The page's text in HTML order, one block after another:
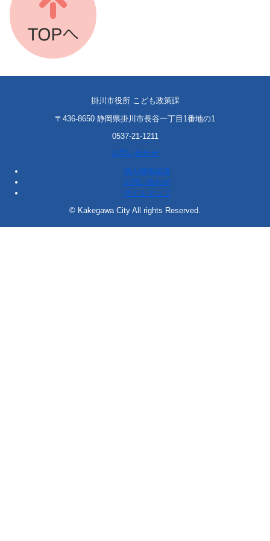
掛川市役所 こども政策課
〒436-8650 静岡県掛川市長谷一丁目1番地の1
0537-21-1211
お問い合わせ
個人情報保護
お問い合わせ
サイトマップ
© Kakegawa City All rights Reserved.